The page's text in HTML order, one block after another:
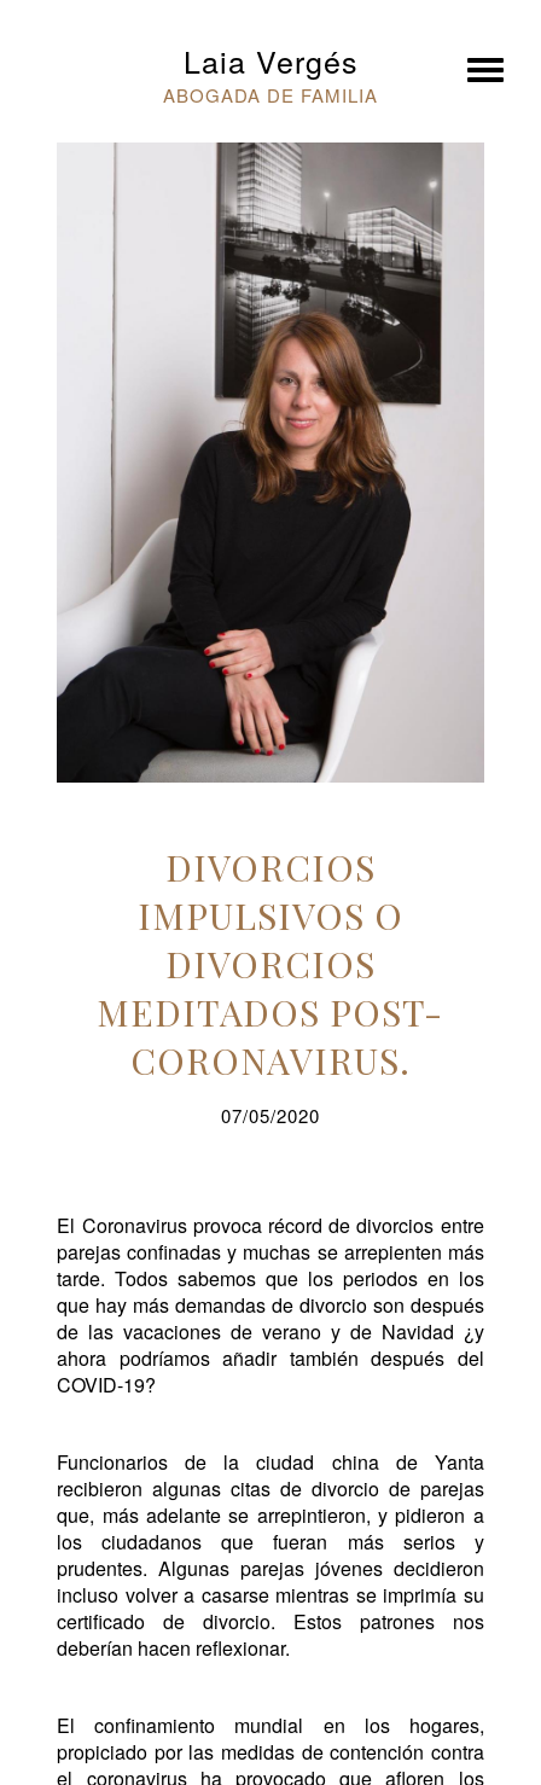
Laia Vergés
ABOGADA DE FAMILIA
×
DIVORCIOS
IMPULSIVOS O
DIVORCIOS
MEDITADOS POST-
CORONAVIRUS.
07/05/2020
El Coronavirus provoca récord de divorcios entre
parejas confinadas y muchas se arrepienten más
tarde. Todos sabemos que los periodos en los
que hay más demandas de divorcio son después
de las vacaciones de verano y de Navidad ¿y
ahora podríamos añadir también después del
COVID-19?
Funcionarios de la ciudad china de Yanta
recibieron algunas citas de divorcio de parejas
que, más adelante se arrepintieron, y pidieron a
los ciudadanos que fueran más serios y
prudentes. Algunas parejas jóvenes decidieron
incluso volver a casarse mientras se imprimía su
certificado de divorcio. Estos patrones nos
deberían hacen reflexionar.
El confinamiento mundial en los hogares,
propiciado por las medidas de contención contra
el coronavirus ha provocado que afloren los